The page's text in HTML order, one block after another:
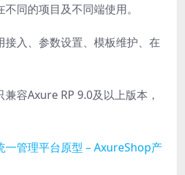
同的项目及不同端使用。
接入、参数设置、模板维护、在
容Axure RP 9.0及以上版本，
一管理平台原型 – AxureShop产